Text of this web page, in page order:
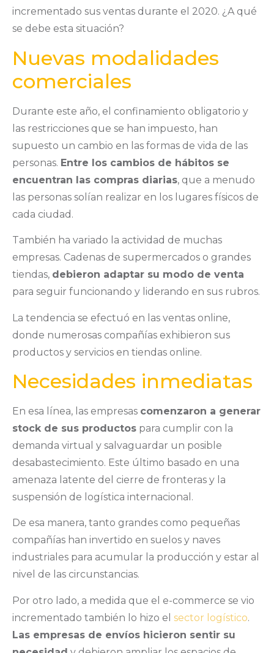
incrementado sus ventas durante el 2020. ¿A qué
se debe esta situación?
Nuevas modalidades
comerciales
Durante este año, el confinamiento obligatorio y
las restricciones que se han impuesto, han
supuesto un cambio en las formas de vida de las
personas. Entre los cambios de hábitos se
encuentran las compras diarias, que a menudo
las personas solían realizar en los lugares físicos de
cada ciudad.
También ha variado la actividad de muchas
empresas. Cadenas de supermercados o grandes
tiendas, debieron adaptar su modo de venta
para seguir funcionando y liderando en sus rubros.
La tendencia se efectuó en las ventas online,
donde numerosas compañías exhibieron sus
productos y servicios en tiendas online.
Necesidades inmediatas
En esa línea, las empresas comenzaron a generar
stock de sus productos para cumplir con la
demanda virtual y salvaguardar un posible
desabastecimiento. Este último basado en una
amenaza latente del cierre de fronteras y la
suspensión de logística internacional.
De esa manera, tanto grandes como pequeñas
compañías han invertido en suelos y naves
industriales para acumular la producción y estar al
nivel de las circunstancias.
Por otro lado, a medida que el e-commerce se vio
incrementado también lo hizo el sector logístico.
Las empresas de envíos hicieron sentir su